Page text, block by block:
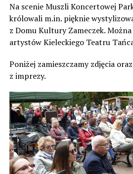
Na scenie Muszli Koncertowej
królowali m.in. pięknie
z Domu Kultury Zameczek.
artystów Kieleckiego Teatru
Poniżej zamieszczamy zdjęcia
z imprezy.